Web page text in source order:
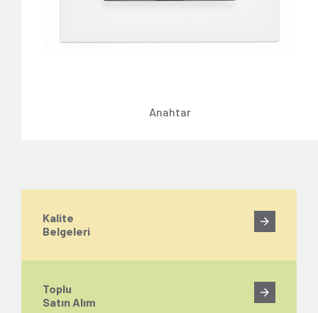
Anahtar
Kalite
Belgeleri
Toplu
Satın Alım